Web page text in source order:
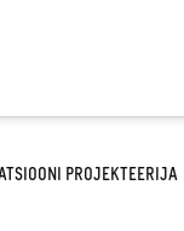
PROJEKTEERIJA